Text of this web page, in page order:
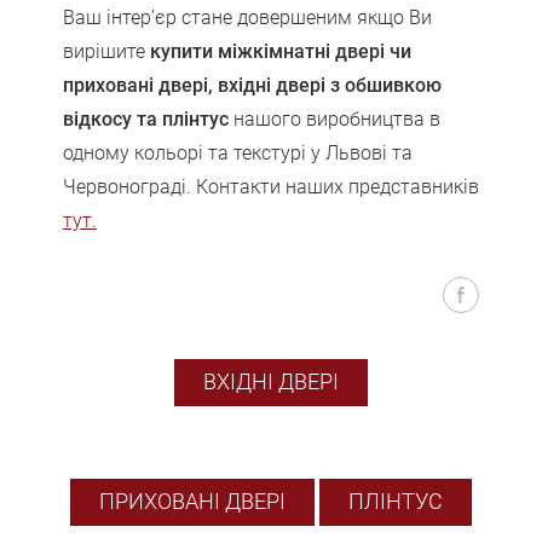
Ваш інтер’єр стане довершеним якщо Ви
вирішите купити міжкімнатні двері чи
приховані двері, вхідні двері з обшивкою
відкосу та плінтус нашого виробництва в
одному кольорі та текстурі у Львові та
Червонограді. Контакти наших представників
тут.
ВХІДНІ ДВЕРІ
ПРИХОВАНІ ДВЕРІ ПЛІНТУС